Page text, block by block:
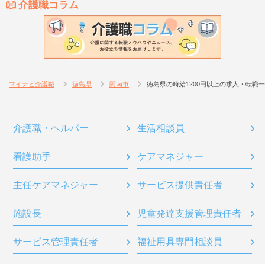
介護職コラム
マイナビ介護職 徳島県 阿南市 徳島県の時給1200円以上の求人・転職
介護職・ヘルパー 生活相談員
看護助手 ケアマネジャー
主任ケアマネジャー サービス提供責任者
施設長 児童発達支援管理責任者
サービス管理責任者 福祉用具専門相談員